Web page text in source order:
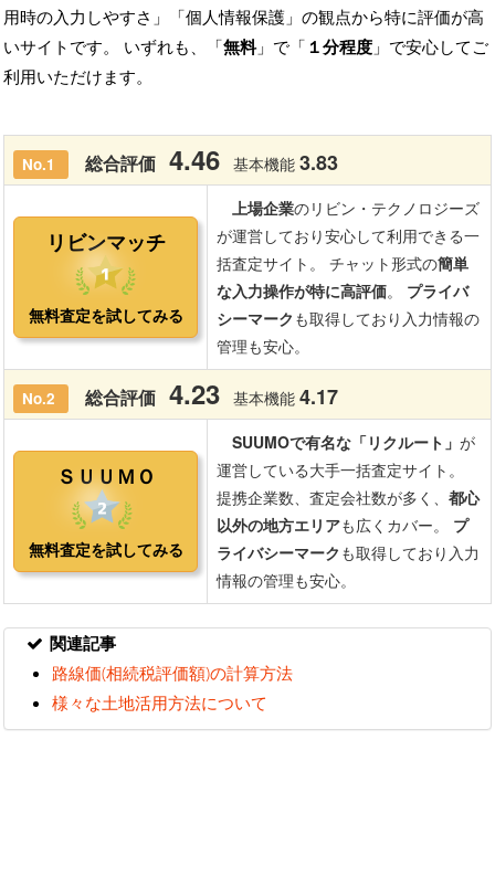
用時の入力しやすさ」「個人情報保護」の観点から特に評価が高
いサイトです。 いずれも、「無料」で「 １分程度 」で安心してご
利用いただけます。
関連記事
路線価(相続税評価額)の計算方法
様々な土地活用方法について